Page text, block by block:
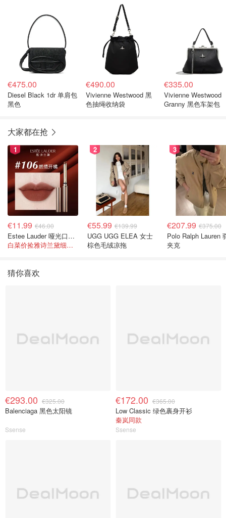
€475.00
Diesel Black 1dr 单肩包
黑色
€490.00
Vivienne Westwood 黑
色抽绳收纳袋
€335.00
Vivienne Westwood
Granny 黑色车架包
大家都在抢
1
€11.99 €46.00
Estee Lauder 哑光口红 double or nothing色号
白菜价捡雅诗兰黛细管！薄涂没毛病
2
€55.99 €139.99
UGG UGG ELEA 女士
棕色毛绒凉拖
3
€207.99 €375.00
Polo Ralph Lauren
夹克
猜你喜欢
€293.00 €325.00
Balenciaga 黑色太阳镜
Ssense
€172.00 €365.00
Low Classic 绿色裹身开衫
秦岚同款
Ssense